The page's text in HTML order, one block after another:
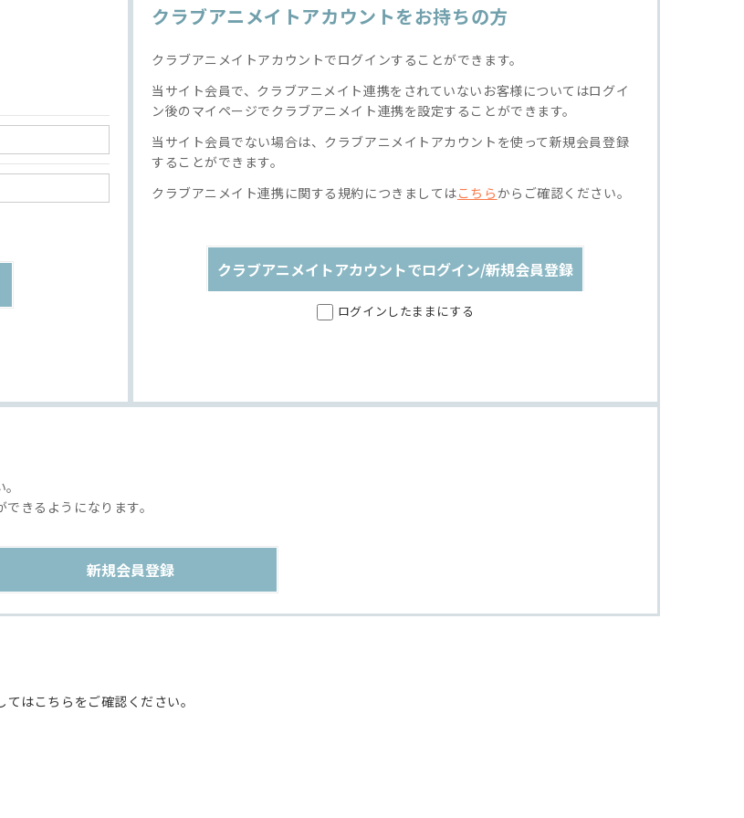
クラブアニメイトアカウントをお持ちの方
クラブアニメイトアカウントでログインすることができます。
当サイト会員で、クラブアニメイト連携をされていないお客様についてはログイ
ン後のマイページでクラブアニメイト連携を設定することができます。
当サイト会員でない場合は、クラブアニメイトアカウントを使って新規会員登録
することができます。
クラブアニメイト連携に関する規約につきましてはこちらからご確認ください。
クラブアニメイトアカウントでログイン/新規会員登録
ログインしたままにする
きるようになります。
はこちらをご確認ください。